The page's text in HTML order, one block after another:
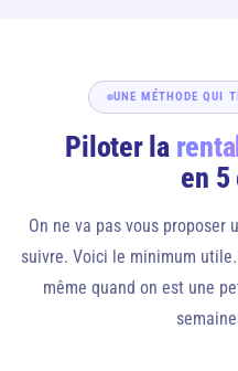
UNE MÉTHODE QUI
Piloter la
en 5
On ne va pas vous proposer
suivre. Voici le minimum
même quand on est une